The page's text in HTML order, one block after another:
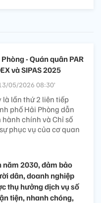
- Quán quân PAR
và SIPAS 2025
05/2026 08:30’
là lần thứ 2 liên tiếp
phố Hải Phòng dẫn
hành chính và Chỉ số
phục vụ của cơ quan
năm 2030, đảm bảo
dân, doanh nghiệp
thụ hưởng dịch vụ số
tiện, nhanh chóng,